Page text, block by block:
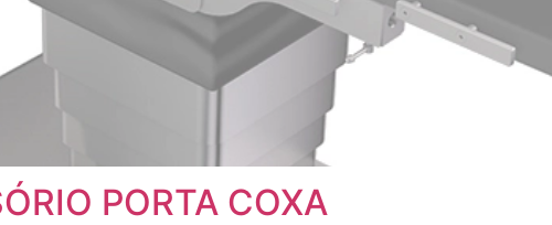
PORTA COXA